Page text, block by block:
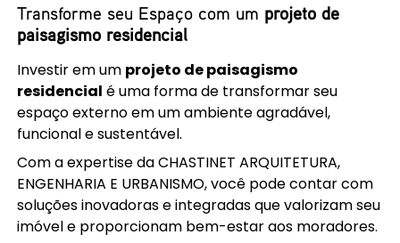
Transforme seu Espaço com um projeto de
paisagismo residencial
Investir em um projeto de paisagismo
residencial é uma forma de transformar seu
espaço externo em um ambiente agradável,
funcional e sustentável.
Com a expertise da CHASTINET ARQUITETURA,
ENGENHARIA E URBANISMO, você pode contar com
soluções inovadoras e integradas que valorizam seu
imóvel e proporcionam bem-estar aos moradores.